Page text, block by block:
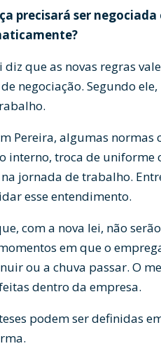
precisará ser
diz que as novas regras
negociação. Segundo
Pereira, algumas
interno, troca de uniforme
jornada de trabalho.
esse entendimento.
com a nova lei, não
em que o
ou a chuva passar. O
dentro da empresa.
podem ser definidas